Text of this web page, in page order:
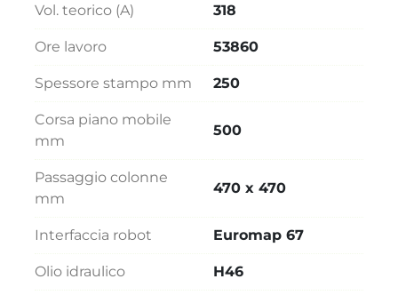
Vol. teorico (A) 318
Ore lavoro 53860
Spessore stampo mm 250
Corsa piano mobile
mm
500
Passaggio colonne
mm
470 x 470
Interfaccia robot Euromap 67
Olio idraulico H46